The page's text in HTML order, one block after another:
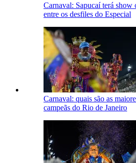
Carnaval: Sapucaí terá show
entre os desfiles do Especial
Carnaval: quais são as
campeãs do Rio de Janeiro